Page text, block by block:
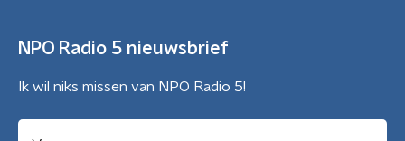
NPO Radio 5 nieuwsbrief
Ik wil niks missen van NPO Radio 5!